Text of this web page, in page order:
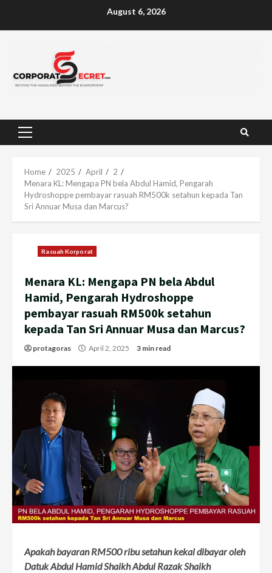
August 6, 2026
Primary
Home 2025 April
2
Menara KL: Mengapa PN bela Abdul Hamid, Pengarah
Hydroshoppe pembayar rasuah RM500k setahun kepada Tan
Sri Annuar Musa dan Marcus?
Rasuah Korporat
Menara KL: Mengapa PN bela Abdul
Hamid, Pengarah Hydroshoppe
pembayar rasuah RM500k setahun
kepada Tan Sri Annuar Musa dan Marcus?
protagoras April 2, 2025 3 min read
Apakah bayaran RM500 ribu setahun kekal dibayar oleh
Datuk Abdul Hamid Shaikh Abdul Razak Shaikh